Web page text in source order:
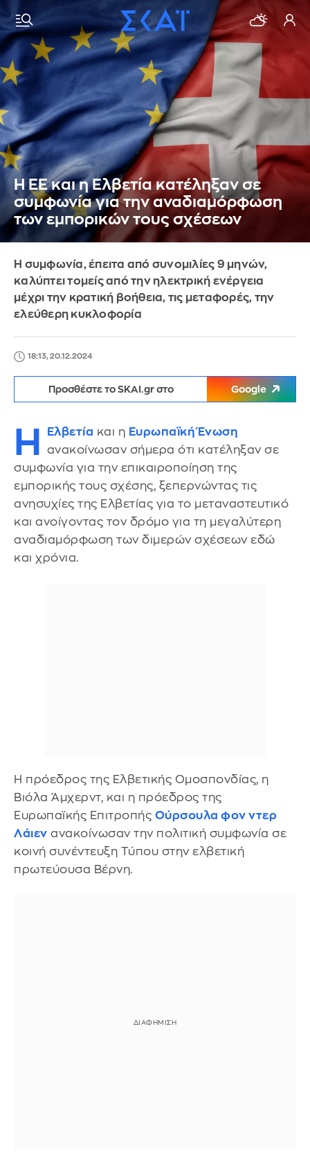
Η ΕΕ και η Ελβετία κατέληξαν σε
συμφωνία για την αναδιαμόρφωση
των εμπορικών τους σχέσεων
Η συμφωνία, έπειτα από συνομιλίες 9 μηνών,
καλύπτει τομείς από την ηλεκτρική ενέργεια
μέχρι την κρατική βοήθεια, τις μεταφορές, την
ελεύθερη κυκλοφορία
18:13, 20.12.2024
Προσθέστε το SKAI.gr στο Google
Η Ελβετία και η Ευρωπαϊκή Ένωση
ανακοίνωσαν σήμερα ότι κατέληξαν σε
συμφωνία για την επικαιροποίηση της
εμπορικής τους σχέσης, ξεπερνώντας τις
ανησυχίες της Ελβετίας για το μεταναστευτικό
και ανοίγοντας τον δρόμο για τη μεγαλύτερη
αναδιαμόρφωση των διμερών σχέσεων εδώ
και χρόνια.
Η πρόεδρος της Ελβετικής Ομοσπονδίας, η
Βιόλα Άμχερντ, και η πρόεδρος της
Ευρωπαϊκής Επιτροπής Ούρσουλα φον ντερ
Λάιεν ανακοίνωσαν την πολιτική συμφωνία σε
κοινή συνέντευξη Τύπου στην ελβετική
πρωτεύουσα Βέρνη.